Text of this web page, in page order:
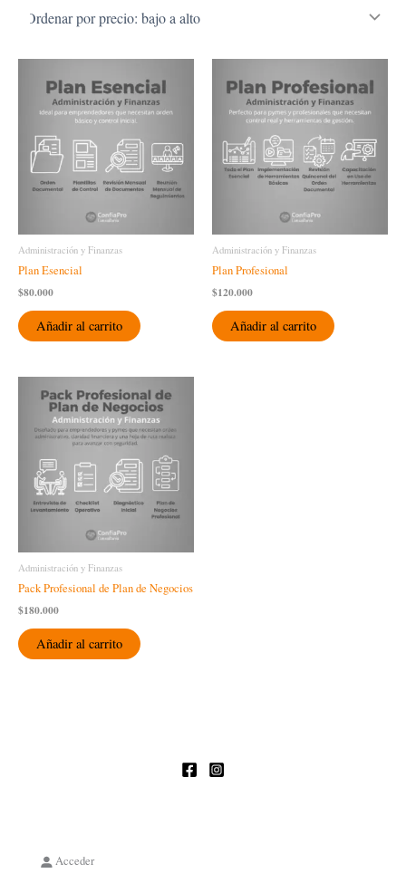
bajo
a
Administración y Finanzas
Plan Esencial
$80.000
Añadir al carrito
Administración y Finanzas
Plan Profesional
$120.000
Añadir al carrito
Administración y Finanzas
Pack Profesional de Plan de Negocios
$180.000
Añadir al carrito
Acceder